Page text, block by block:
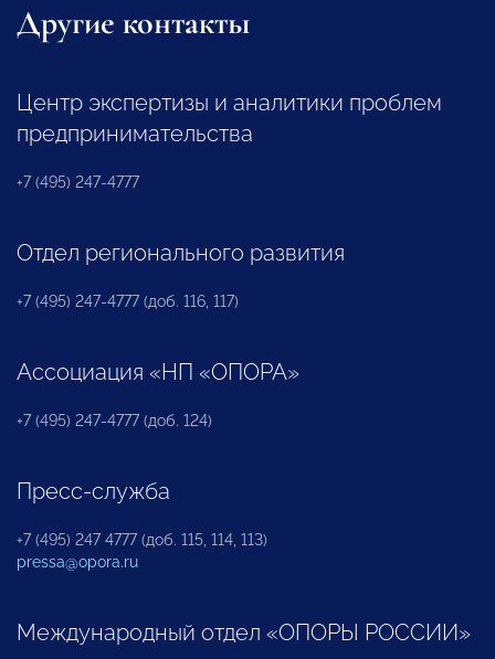
Другие контакты
Центр экспертизы и аналитики проблем
предпринимательства
+7 (495) 247-4777
Отдел регионального развития
+7 (495) 247-4777 (доб. 116, 117)
Ассоциация «НП «ОПОРА»
+7 (495) 247-4777 (доб. 124)
Пресс-служба
+7 (495) 247 4777 (доб. 115, 114, 113)
pressa@opora.ru
Международный отдел «ОПОРЫ РОССИИ»